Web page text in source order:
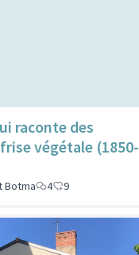
raconte des
végétale (1850-
Botma 4 9